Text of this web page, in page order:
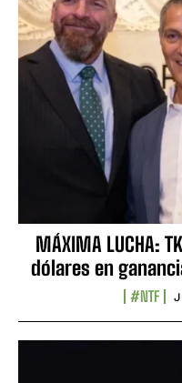
MÁXIMA LUCHA:
dólares en
#NTF